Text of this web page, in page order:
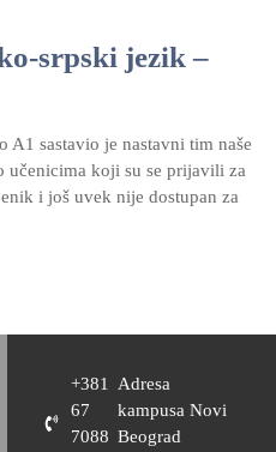
srpski jezik –
sastavio je nastavni tim naše
učenicima koji su se prijavili za
i još uvek nije dostupan za
+381
67
7088
Adresa
kampusa Novi
Beograd